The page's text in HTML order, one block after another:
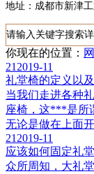
地址：成都市新津
你现在的位置：
21 2019-11
礼堂椅的定义以
当我们走进各种
座椅，这***是所
无论是做在上面
21 2019-11
应该如何固定礼
众所周知，大礼